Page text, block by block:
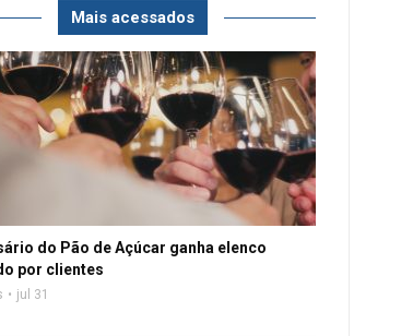
Mais acessados
do Pão de Açúcar ganha elenco
por clientes
jul 31